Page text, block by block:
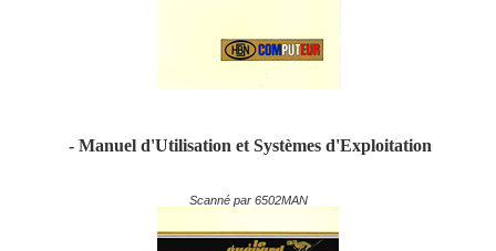
- Manuel d'Utilisation et Systèmes d'Exploitation
Scanné par 6502MAN